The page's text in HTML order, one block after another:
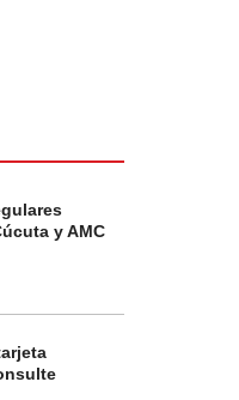
y AMC